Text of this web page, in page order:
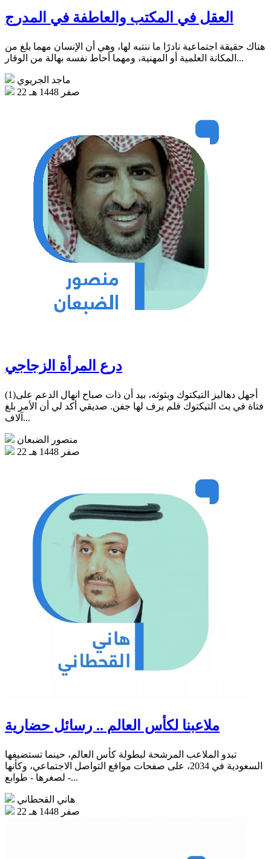
العقل في المكتب والعاطفة في المدرج
هناك حقيقة اجتماعية نادرًا ما ننتبه لها، وهي أن الإنسان مهما بلغ من
المكانة العلمية أو المهنية، ومهما أحاط نفسه بهالة من الوقار...
ماجد الجريوي
22 صفر 1448 هـ
درع المرأة الزجاجي
(1)أجهل دهاليز التيكتوك وبثوثه، بيد أن ذات صباح انهال الدعم على
فتاة في بث التيكتوك فلم يرف لها جفن. صديقي أكد لي أن الأمر بلغ
آلاف...
منصور الضبعان
22 صفر 1448 هـ
ملاعبنا لكأس العالم .. رسائل حضارية
تبدو الملاعب المرشحة لبطولة كأس العالم، حينما تستضيفها
السعودية في 2034، على صفحات مواقع التواصل الاجتماعي، وكأنها
- لصغرها - طوابع...
هاني القحطاني
22 صفر 1448 هـ